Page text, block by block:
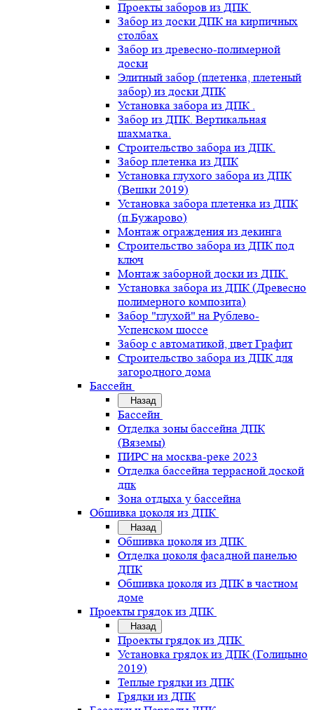
Проекты заборов из ДПК
Забор из доски ДПК на кирпичных
столбах
Забор из древесно-полимерной
доски
Элитный забор (плетенка, плетеный
забор) из доски ДПК
Установка забора из ДПК .
Забор из ДПК. Вертикальная
шахматка.
Строительство забора из ДПК.
Забор плетенка из ДПК
Установка глухого забора из ДПК
(Вешки 2019)
Установка забора плетенка из ДПК
(п.Бужарово)
Монтаж ограждения из декинга
Строительство забора из ДПК под
ключ
Монтаж заборной доски из ДПК.
Установка забора из ДПК (Древесно
полимерного композита)
Забор "глухой" на Рублево-
Успенском шоссе
Забор с автоматикой, цвет Графит
Строительство забора из ДПК для
загородного дома
Бассейн
Назад
Бассейн
Отделка зоны бассейна ДПК
(Вяземы)
ПИРС на москва-реке 2023
Отделка бассейна террасной доской
дпк
Зона отдыха у бассейна
Обшивка цоколя из ДПК
Назад
Обшивка цоколя из ДПК
Отделка цоколя фасадной панелью
ДПК
Обшивка цоколя из ДПК в частном
доме
Проекты грядок из ДПК
Назад
Проекты грядок из ДПК
Установка грядок из ДПК (Голицыно
2019)
Теплые грядки из ДПК
Грядки из ДПК